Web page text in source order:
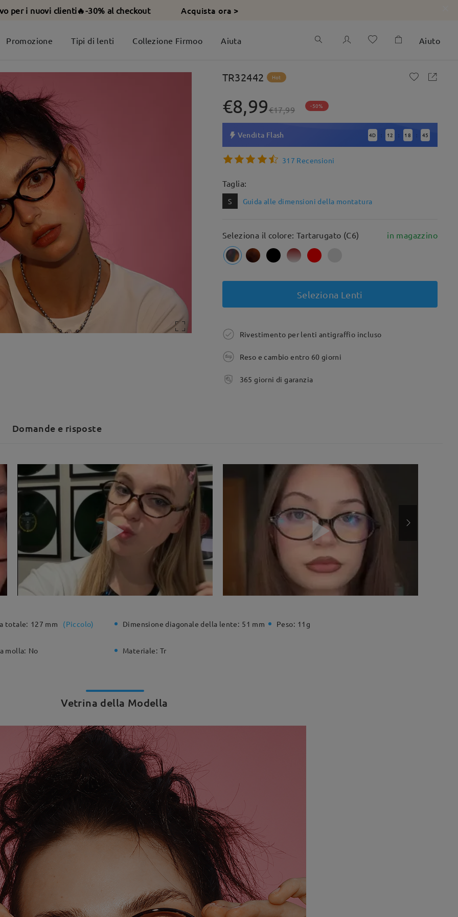
per i nuovi clienti🔥-30% al checkout Acquista ora >
Promozione Tipi di lenti Collezione Firmoo Aiuta Aiuto
TR32442 Hot
€8,99€17,99 -50%
Vendita Flash 4D : 12 : 18 : 43
317 Recensioni
Taglia:
S Guida alle dimensioni della montatura
Seleziona il colore: Tartarugato (C6) in magazzino
Seleziona Lenti
Rivestimento per lenti antigraffio incluso
Reso e cambio entro 60 giorni
365 giorni di garanzia
Domande e risposte
totale: 127 mm (Piccolo) Dimensione diagonale della lente: 51 mm Peso: 11g
molla: No Materiale: Tr
Vetrina della Modella